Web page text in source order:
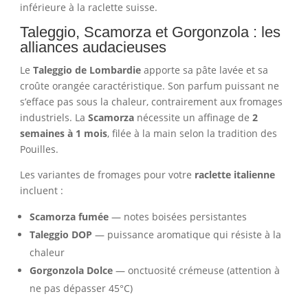
inférieure à la raclette suisse.
Taleggio, Scamorza et Gorgonzola : les
alliances audacieuses
Le Taleggio de Lombardieapporte sa pâte lavée et sa
croûte orangée caractéristique. Son parfum puissant ne
s’efface pas sous la chaleur, contrairement aux fromages
industriels. La Scamorzanécessite un affinage de 2
semaines à 1 mois, filée à la main selon la tradition des
Pouilles.
Les variantes de fromages pour votre raclette italienne
incluent :
Scamorza fumée— notes boisées persistantes
Taleggio DOP — puissance aromatique qui résiste à la
chaleur
Gorgonzola Dolce— onctuosité crémeuse (attention à
ne pas dépasser 45°C)